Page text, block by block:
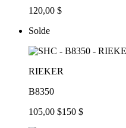
120,00 $
Solde
RIEKER
B8350
105,00 $150 $